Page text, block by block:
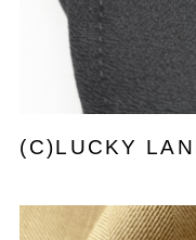
(C)LUCKY